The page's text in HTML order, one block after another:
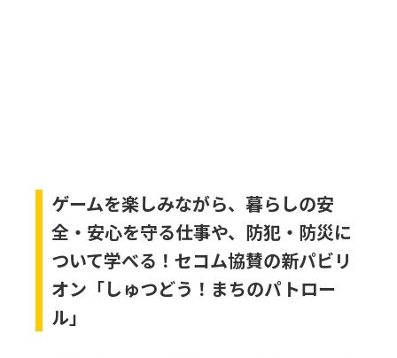
ゲームを楽しみながら、暮らしの安
全・安心を守る仕事や、防犯・防災に
ついて学べる！セコム協賛の新パビリ
オン「しゅつどう！まちのパトロー
ル」